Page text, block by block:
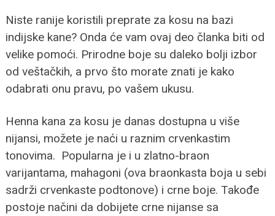
Niste ranije koristili preprate za kosu na bazi
indijske kane? Onda će vam ovaj deo članka biti od
velike pomoći. Prirodne boje su daleko bolji izbor
od veštačkih, a prvo što morate znati je kako
odabrati onu pravu, po vašem ukusu.
Henna kana za kosu je danas dostupna u više
nijansi, možete je naći u raznim crvenkastim
tonovima. Popularna je i u zlatno-braon
varijantama, mahagoni (ova braonkasta boja u sebi
sadrži crvenkaste podtonove) i crne boje. Takođe
postoje načini da dobijete crne nijanse sa